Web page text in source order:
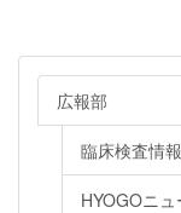
広報部
臨床検査情
HYOGOニ